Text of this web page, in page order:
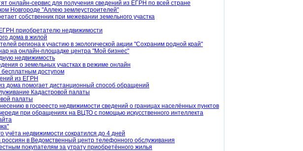
онлайн-сервис для получения сведений из ЕГРН по всей стране
Новгороде "Аллею землеустроителей"
собственник при межевании земельного участка
приобретателю недвижимости
дома в жилой
региона к участию в экологической акции "Сохраним родной край"
на онлайн-площадке центра "Мой бизнес"
недвижимость
о земельных участках в режиме онлайн
бесплатным доступом
из ЕГРН
дома помогает дистанционный способ обращений
Кадастровой палаты
палаты
в госреестр недвижимости сведений о границах населённых пунктов
при обращениях на ВЦТО с помощью искусственного интеллекта
учёта недвижимости сократился до 4 дней
в Ведомственный центр телефонного обслуживания
покупателям за утрату приобретённого жилья